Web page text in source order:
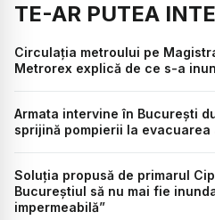
TE-AR PUTEA
Circulația metroului pe
Metrorex explică de ce s-a
Armata intervine în București
sprijină pompierii la evacuarea
Soluția propusă de primarul
Bucureștiul să nu mai fie
impermeabilă”